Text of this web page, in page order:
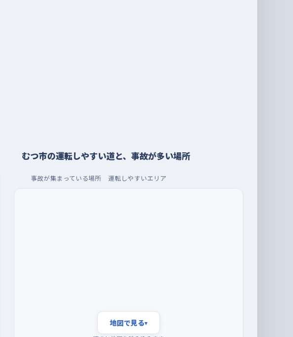
むつ市の運転しやすい道と、事故が多い場所
事故が集まっている場所 運転しやすいエリア
地図で見る▾